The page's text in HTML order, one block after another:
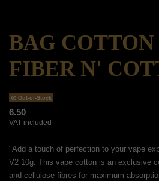
BAG COTTON
FIBER N'
Out-of-Stock
6.50
VAT included
"Add a touch of perfection to your vape
V2 10g. This vape cotton is an exclusive
and cellulose fibres for maximum